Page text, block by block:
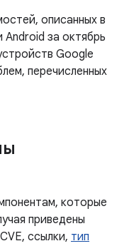
описанных в
за октябрь
Google
перечисленных
которые
приведены
ссылки, тип